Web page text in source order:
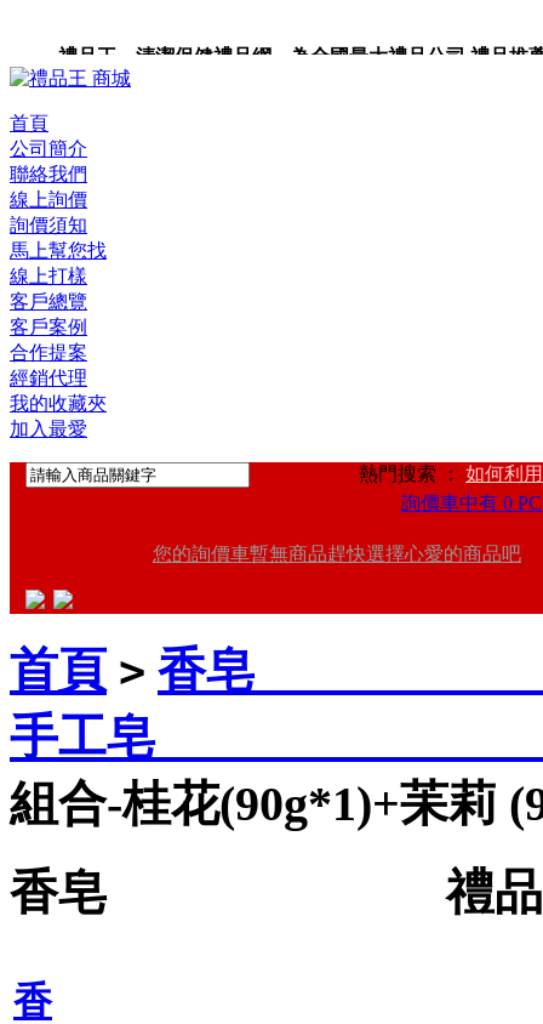
禮品王 清潔保健禮品網 為全國最大禮品公司,禮品推
禮品卡,企業禮品,禮品小物,高級禮品,禮品網站。
首頁
公司簡介
聯絡我們
線上詢價
詢價須知
馬上幫您找
線上打樣
客戶總覽
客戶案例
合作提案
經銷代理
我的收藏夾
加入最愛
熱門搜索 ： 如何利
詢價車中有 0
您的詢價車暫無商品趕快選擇心愛的商品吧
首頁 > 香皂 禮品
手工皂 禮品
組合-桂花(90g*1)+苿莉
香皂 禮品王禮
香